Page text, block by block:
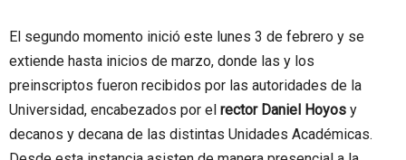
El segundo momento inició este lunes 3 de febrero y se
extiende hasta inicios de marzo, donde las y los
preinscriptos fueron recibidos por las autoridades de la
Universidad, encabezados por el rector Daniel Hoyos y
decanos y decana de las distintas Unidades Académicas.